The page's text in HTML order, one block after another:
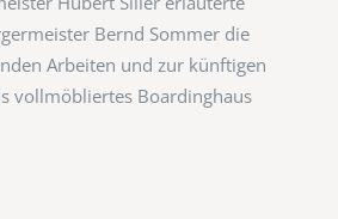
Bernd Sommer die
Arbeiten und zur künftigen
vollmöbliertes Boardinghaus